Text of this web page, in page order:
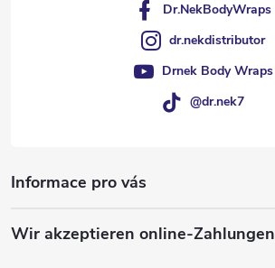
Dr.NekBodyWraps
dr.nekdistributor
Drnek Body Wraps
@dr.nek7
Informace pro vás
Wir akzeptieren online-Zahlungen